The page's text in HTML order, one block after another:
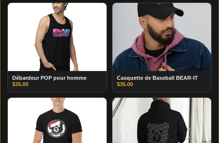
Débardeur POP pour homme
$35.00
Casquette de Baseball BEAR-IT
$35.00